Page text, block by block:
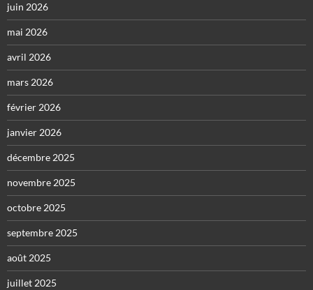
juin 2026
mai 2026
avril 2026
mars 2026
février 2026
janvier 2026
décembre 2025
novembre 2025
octobre 2025
septembre 2025
août 2025
juillet 2025